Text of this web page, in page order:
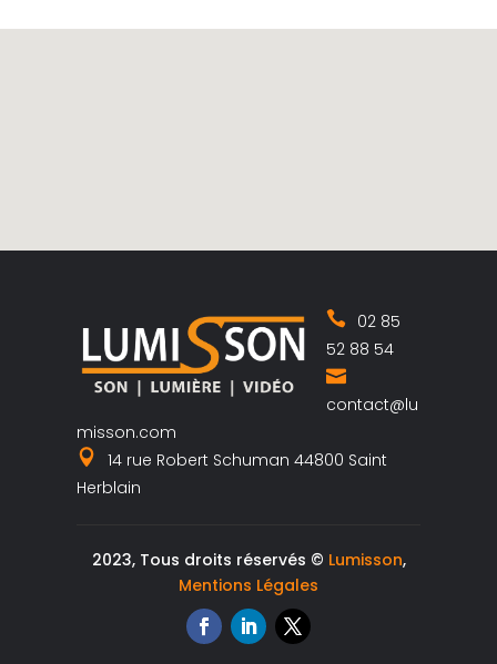
02 85
52 88 54
contact@lu
misson.com
14 rue Robert Schuman 44800 Saint
Herblain
2023, Tous droits réservés © Lumisson,
Mentions Légales